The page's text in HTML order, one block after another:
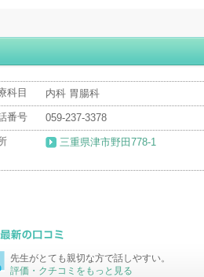
科目
内科 胃腸科
番号
059-237-3378
三重県津市野田778-1
口コミ
先生がとても親切な方で話しやすい。
評価・クチコミをもっと見る